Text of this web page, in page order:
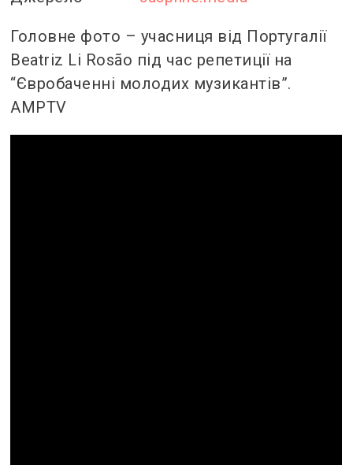
Головне фото – учасниця від Португалії
Beatriz Li Rosão під час репетиції на
“Євробаченні молодих музикантів”.
AMPTV